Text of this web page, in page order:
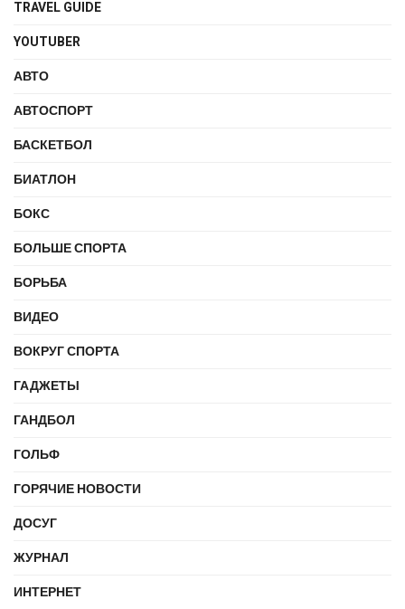
TRAVEL GUIDE
YOUTUBER
АВТО
АВТОСПОРТ
БАСКЕТБОЛ
БИАТЛОН
БОКС
БОЛЬШЕ СПОРТА
БОРЬБА
ВИДЕО
ВОКРУГ СПОРТА
ГАДЖЕТЫ
ГАНДБОЛ
ГОЛЬФ
ГОРЯЧИЕ НОВОСТИ
ДОСУГ
ЖУРНАЛ
ИНТЕРНЕТ